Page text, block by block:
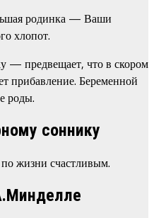
родинка — Ваши
хлопот.
— предвещает, что в скором
прибавление. Беременной
роды.
соннику
жизни счастливым.